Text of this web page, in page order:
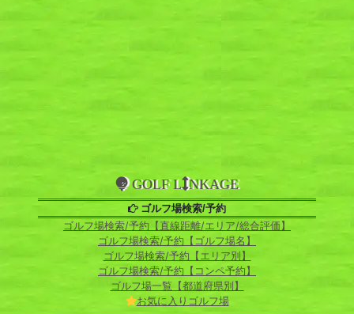
GOLF L NKAGE
ゴルフ場検索/予約
ゴルフ場検索/予約【直線距離/エリア/総合評価】
ゴルフ場検索/予約【ゴルフ場名】
ゴルフ場検索/予約【エリア別】
ゴルフ場検索/予約【コンペ予約】
ゴルフ場一覧【都道府県別】
お気に入りゴルフ場